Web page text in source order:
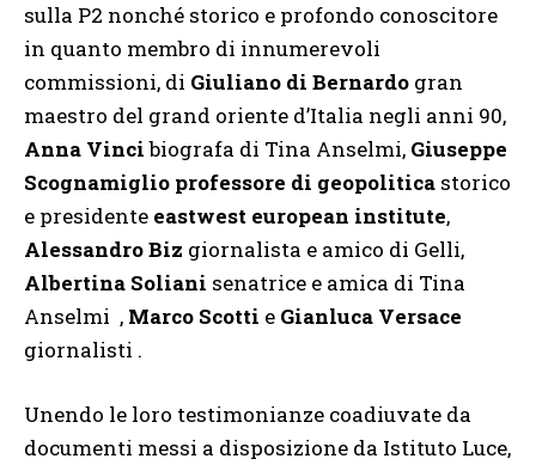
sulla P2 nonché storico e profondo conoscitore
in quanto membro di innumerevoli
commissioni, di Giuliano di Bernardo gran
maestro del grand oriente d’Italia negli anni 90,
Anna Vincibiografa di Tina Anselmi, Giuseppe
Scognamiglio professore di geopolitica storico
e presidente eastwest european institute,
Alessandro Biz giornalista e amico di Gelli,
Albertina Soliani senatrice e amica di Tina
Anselmi , Marco Scotti e Gianluca Versace
giornalisti .
Unendo le loro testimonianze coadiuvate da
documenti messi a disposizione da Istituto Luce,